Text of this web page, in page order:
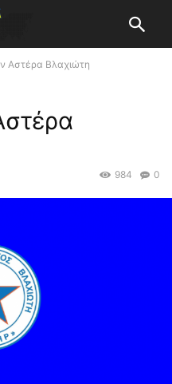
Αστέρα Βλαχιώτη
0
984